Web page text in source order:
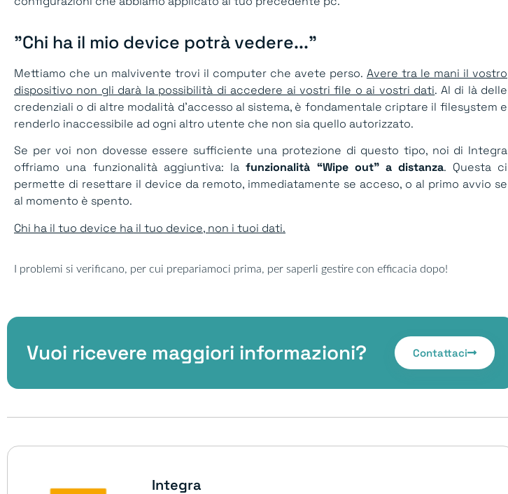
"Chi ha il mio device potrà vedere..."​
Mettiamo che un malvivente trovi il computer che avete perso. Avere tra le mani il vostro
dispositivo non gli darà la possibilità di accedere ai vostri file o ai vostri dati. Al di là delle
credenziali o di altre modalità d’accesso al sistema, è fondamentale criptare il filesystem e
renderlo inaccessibile ad ogni altro utente che non sia quello autorizzato.
Se per voi non dovesse essere sufficiente una protezione di questo tipo, noi di Integra
offriamo una funzionalità aggiuntiva: la funzionalità “Wipe out” a distanza. Questa ci
permette di resettare il device da remoto, immediatamente se acceso, o al primo avvio se
al momento è spento.
Chi ha il tuo device ha il tuo device, non i tuoi dati.
I problemi si verificano, per cui prepariamoci prima, per saperli gestire con efficacia dopo!
Vuoi ricevere maggiori informazioni? Contattaci
Integra